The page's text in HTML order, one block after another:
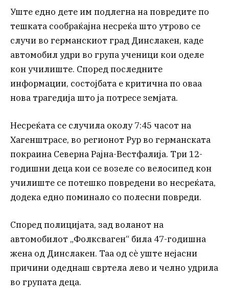
Уште едно дете им подлегна на повредите по
тешката сообраќајна несреќа што утрово се
случи во германскиот град Динслакен, каде
автомобил удри во група ученици кои оделе
кон училиште. Според последните
информации, состојбата е критична по оваа
нова трагедија што ја потресе земјата.
Несреќата се случила околу 7:45 часот на
Хагенштрасе, во регионот Рур во германската
покраина Северна Рајна-Вестфалија. Три 12-
годишни деца кои се возеле со велосипед кон
училиште се потешко повредени во несреќата,
додека едно поминало со полесни повреди.
Според полицијата, зад воланот на
автомобилот „Фолксваген“ била 47-годишна
жена од Динслакен. Таа од сè уште нејасни
причини одеднаш свртела лево и челно удрила
во групата деца.